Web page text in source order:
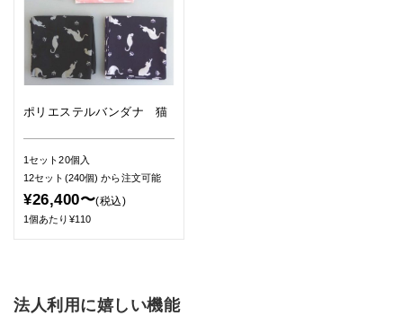
ポリエステルバンダナ 猫
1セット20個入
12セット(240個)から注文可能
¥26,400〜(税込)
1個あたり¥110
法人利用に嬉しい機能